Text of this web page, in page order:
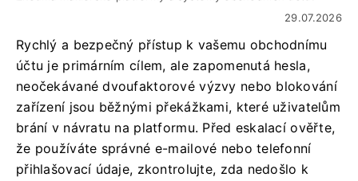
29.07.2026
Rychlý a bezpečný přístup k vašemu obchodnímu
účtu je primárním cílem, ale zapomenutá hesla,
neočekávané dvoufaktorové výzvy nebo blokování
zařízení jsou běžnými překážkami, které uživatelům
brání v návratu na platformu. Před eskalací ověřte,
že používáte správné e-mailové nebo telefonní
přihlašovací údaje, zkontrolujte, zda nedošlo k